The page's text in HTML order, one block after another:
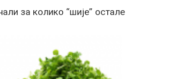
за колико “шије” остале